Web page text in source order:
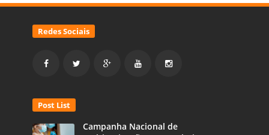
Redes Sociais
Post List
Campanha Nacional de